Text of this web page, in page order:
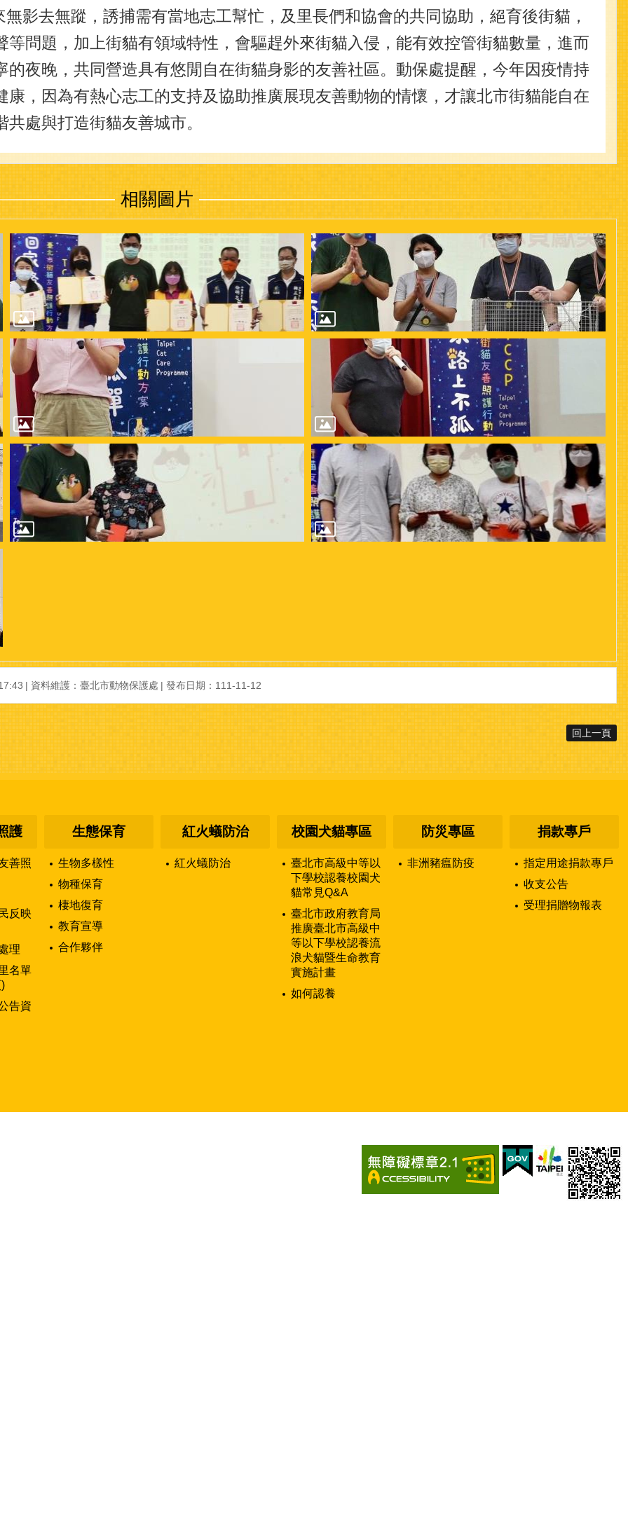
去無蹤，誘捕需有當地志工幫忙，及里長們和協會的共同協助，絕育後街貓，
問題，加上街貓有領域特性，會驅趕外來街貓入侵，能有效控管街貓數量，進而
夜晚，共同營造具有悠閒自在街貓身影的友善社區。動保處提醒，今年因疫情持
，因為有熱心志工的支持及協助推廣展現友善動物的情懷，才讓北市街貓能自在
處與打造街貓友善城市。
相關圖片
資料維護：臺北市動物保護處 發布日期：111-11-12
回上一頁
護
善照
反映
理
名單
告資
生態保育
生物多樣性
物種保育
棲地復育
教育宣導
合作夥伴
紅火蟻防治
紅火蟻防治
校園犬貓專區
臺北市高級中等以
下學校認養校園犬
貓常見Q&A
臺北市政府教育局
推廣臺北市高級中
等以下學校認養流
浪犬貓暨生命教育
實施計畫
如何認養
防災專區
非洲豬瘟防疫
捐款專戶
指定用途捐款專戶
收支公告
受理捐贈物報表